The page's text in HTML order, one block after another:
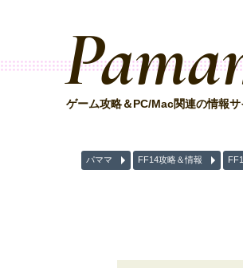
ゲーム攻略＆PC/Mac関連の情報
パママ FF14攻略＆情報